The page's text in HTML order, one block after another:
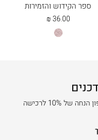
ספר הקידוש והזמירות
36.00
₪
כספסף
הירשמו עכשיו לדיוור שלנו וקבלו קופון הנחה של 10% לרכישה